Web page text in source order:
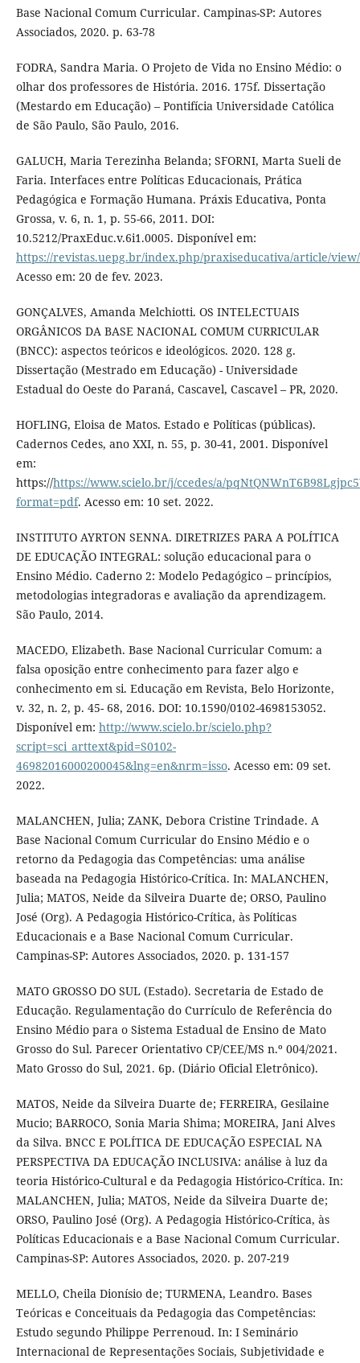
Base Nacional Comum Curricular. Campinas-SP: Autores
Associados, 2020. p. 63-78
FODRA, Sandra Maria. O Projeto de Vida no Ensino Médio: o
olhar dos professores de História. 2016. 175f. Dissertação
(Mestardo em Educação) – Pontifícia Universidade Católica
de São Paulo, São Paulo, 2016.
GALUCH, Maria Terezinha Belanda; SFORNI, Marta Sueli de
Faria. Interfaces entre Políticas Educacionais, Prática
Pedagógica e Formação Humana. Práxis Educativa, Ponta
Grossa, v. 6, n. 1, p. 55-66, 2011. DOI:
10.5212/PraxEduc.v.6i1.0005. Disponível em:
https://revistas.uepg.br/index.php/praxiseducativa/article/
Acesso em: 20 de fev. 2023.
GONÇALVES, Amanda Melchiotti. OS INTELECTUAIS
ORGÂNICOS DA BASE NACIONAL COMUM CURRICULAR
(BNCC): aspectos teóricos e ideológicos. 2020. 128 g.
Dissertação (Mestrado em Educação) - Universidade
Estadual do Oeste do Paraná, Cascavel, Cascavel – PR, 2020.
HOFLING, Eloisa de Matos. Estado e Políticas (públicas).
Cadernos Cedes, ano XXI, n. 55, p. 30-41, 2001. Disponível
em:
https://https://www.scielo.br/j/ccedes/a/
format=pdf. Acesso em: 10 set. 2022.
INSTITUTO AYRTON SENNA. DIRETRIZES PARA A POLÍTICA
DE EDUCAÇÃO INTEGRAL: solução educacional para o
Ensino Médio. Caderno 2: Modelo Pedagógico – princípios,
metodologias integradoras e avaliação da aprendizagem.
São Paulo, 2014.
MACEDO, Elizabeth. Base Nacional Curricular Comum: a
falsa oposição entre conhecimento para fazer algo e
conhecimento em si. Educação em Revista, Belo Horizonte,
v. 32, n. 2, p. 45- 68, 2016. DOI: 10.1590/0102-4698153052.
Disponível em: http://www.scielo.br/scielo.php?
script=sci_arttext&pid=S0102-
46982016000200045&lng=en&nrm=isso. Acesso em: 09 set.
2022.
MALANCHEN, Julia; ZANK, Debora Cristine Trindade. A
Base Nacional Comum Curricular do Ensino Médio e o
retorno da Pedagogia das Competências: uma análise
baseada na Pedagogia Histórico-Crítica. In: MALANCHEN,
Julia; MATOS, Neide da Silveira Duarte de; ORSO, Paulino
José (Org). A Pedagogia Histórico-Crítica, às Políticas
Educacionais e a Base Nacional Comum Curricular.
Campinas-SP: Autores Associados, 2020. p. 131-157
MATO GROSSO DO SUL (Estado). Secretaria de Estado de
Educação. Regulamentação do Currículo de Referência do
Ensino Médio para o Sistema Estadual de Ensino de Mato
Grosso do Sul. Parecer Orientativo CP/CEE/MS n.º 004/2021.
Mato Grosso do Sul, 2021. 6p. (Diário Oficial Eletrônico).
MATOS, Neide da Silveira Duarte de; FERREIRA, Gesilaine
Mucio; BARROCO, Sonia Maria Shima; MOREIRA, Jani Alves
da Silva. BNCC E POLÍTICA DE EDUCAÇÃO ESPECIAL NA
PERSPECTIVA DA EDUCAÇÃO INCLUSIVA: análise à luz da
teoria Histórico-Cultural e da Pedagogia Histórico-Crítica. In:
MALANCHEN, Julia; MATOS, Neide da Silveira Duarte de;
ORSO, Paulino José (Org). A Pedagogia Histórico-Crítica, às
Políticas Educacionais e a Base Nacional Comum Curricular.
Campinas-SP: Autores Associados, 2020. p. 207-219
MELLO, Cheila Dionísio de; TURMENA, Leandro. Bases
Teóricas e Conceituais da Pedagogia das Competências:
Estudo segundo Philippe Perrenoud. In: I Seminário
Internacional de Representações Sociais, Subjetividade e